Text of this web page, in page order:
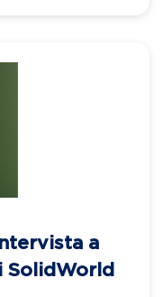
a
SolidWorld